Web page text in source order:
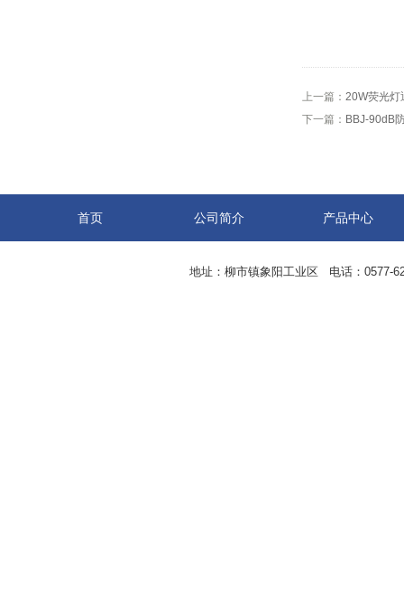
上一篇： 20W荧光灯
下一篇： BBJ-90dB
首页 公司简介 产品中心
地址：柳市镇象阳工业区 电话：0577-